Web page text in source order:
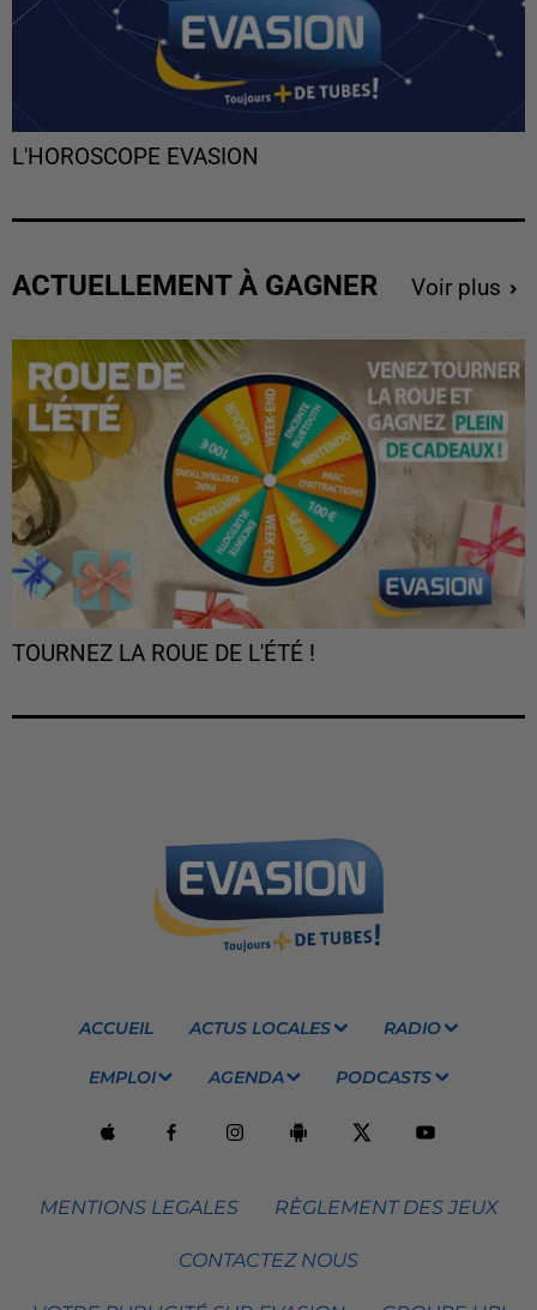
L'HOROSCOPE EVASION
ACTUELLEMENT À GAGNER Voir plus
TOURNEZ LA ROUE DE L'ÉTÉ !
ACCUEIL ACTUS LOCALES RADIO
EMPLOI AGENDA PODCASTS
MENTIONS LEGALES RÈGLEMENT DES JEUX
CONTACTEZ NOUS